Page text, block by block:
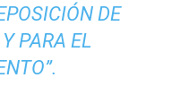
DE
PARA EL